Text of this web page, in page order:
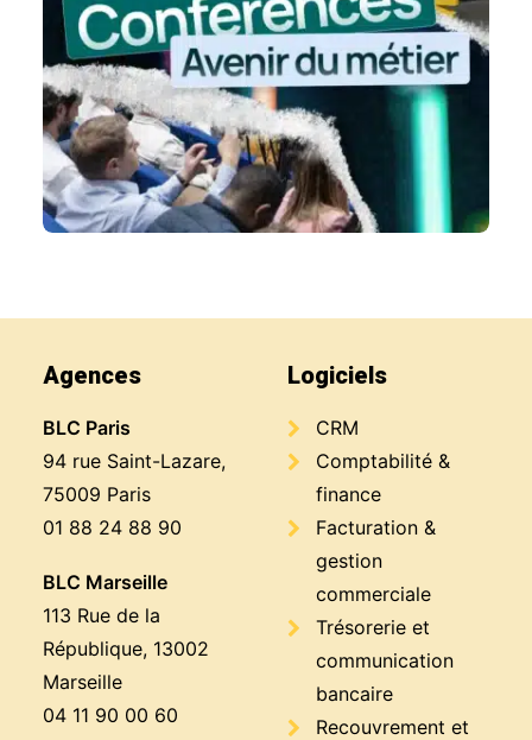
Agences
BLC Paris
94 rue Saint-Lazare,
75009 Paris
01 88 24 88 90
BLC Marseille
113 Rue de la
République, 13002
Marseille
04 11 90 00 60
Logiciels
CRM
Comptabilité &
finance
Facturation &
gestion
commerciale
Trésorerie et
communication
bancaire
Recouvrement et